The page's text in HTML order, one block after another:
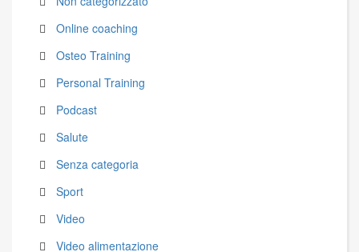
Online coaching
Osteo Training
Personal Training
Podcast
Salute
Senza categoria
Sport
Video
Video alimentazione